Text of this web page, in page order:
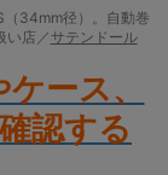
（34mm径）。自動巻
い店／サテンドール
ース、
認する